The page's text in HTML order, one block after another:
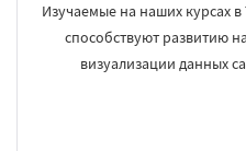
Изучаемые на наших курсах
способствуют развитию
визуализации данных